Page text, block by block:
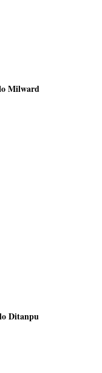
Milward
Ditanpu